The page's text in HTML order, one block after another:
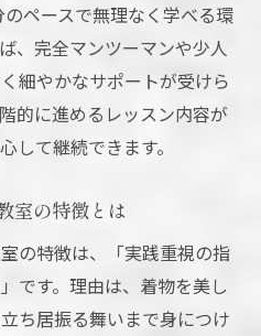
ペースで無理なく学べる環
、完全マンツーマンや少人
細やかなサポートが受けら
的に進めるレッスン内容が
して継続できます。
室の特徴とは
の特徴は、「実践重視の指
です。理由は、着物を美し
ち居振る舞いまで身につけ